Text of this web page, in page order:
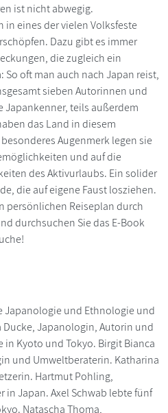
ist nicht abwegig.
eines der vielen Volksfeste
Dazu gibt es immer
die zugleich ein
oft man auch nach Japan reist,
sieben Autorinnen und
teils außerdem
das Land in diesem
Augenmerk legen sie
und auf die
des Aktivurlaubs. Ein solider
die auf eigene Faust losziehen.
persönlichen Reiseplan durch
durchsuchen Sie das E-Book
und Ethnologie und
Ducke, Japanologin, Autorin und
Kyoto und Tokyo. Birgit Bianca
und Umweltberaterin. Katharina
Hartmut Pohling,
Japan. Axel Schwab lebte fünf
Natascha Thoma,